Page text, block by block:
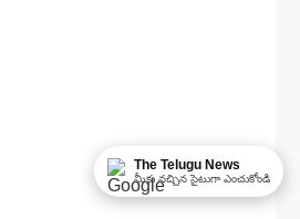
The Telugu News
మీకు నచ్చిన సైటుగా ఎంచుకోండి